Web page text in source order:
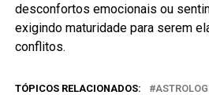
desconfortos emocionais ou
exigindo maturidade para serem
conflitos.
TÓPICOS RELACIONADOS: